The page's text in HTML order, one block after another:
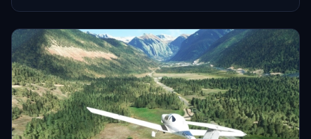
flight experience.